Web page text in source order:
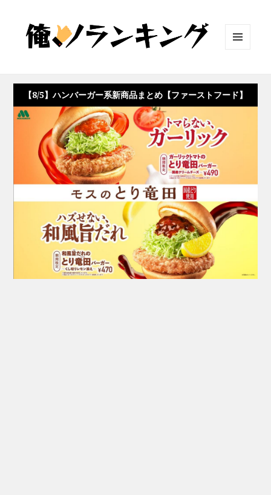
ット
【8/5】ハンバーガー系新商品まとめ【ファーストフード】